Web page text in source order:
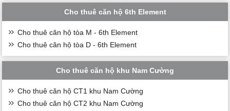
Cho thuê căn hộ 6th Element
Cho thuê căn hộ tòa M - 6th Element
Cho thuê căn hộ tòa D - 6th Element
Cho thuê căn hộ khu Nam Cường
Cho thuê căn hộ CT1 khu Nam Cường
Cho thuê căn hộ CT2 khu Nam Cường